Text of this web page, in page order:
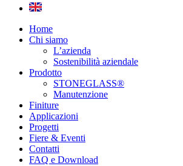
Home
Chi siamo
L’azienda
Sostenibilità aziendale
Prodotto
STONEGLASS®
Manutenzione
Finiture
Applicazioni
Progetti
Fiere & Eventi
Contatti
FAQ e Download